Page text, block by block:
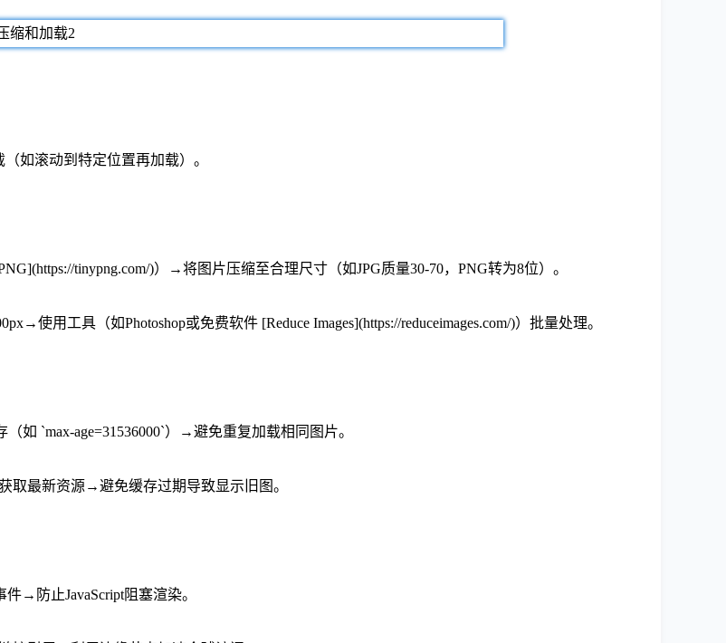
如滚动到特定位置再加载）。
tinypng.com/)）→将图片压缩至合理尺寸（如JPG质量30-70，PNG转为8位）。
用工具（如Photoshop或免费软件 [Reduce Images](https://reduceimages.com/)）批量处理。
如 `max-age=31536000`）→避免重复加载相同图片。
取最新资源→避免缓存过期导致显示旧图。
→防止JavaScript阻塞渲染。